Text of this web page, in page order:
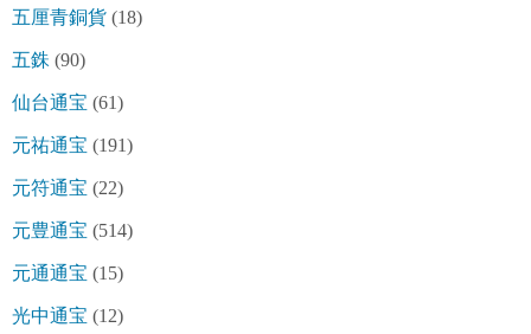
五厘青銅貨 (18)
五銖 (90)
仙台通宝 (61)
元祐通宝 (191)
元符通宝 (22)
元豊通宝 (514)
元通通宝 (15)
光中通宝 (12)